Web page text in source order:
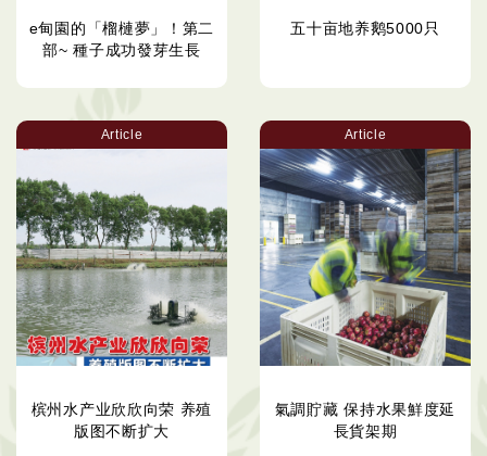
e甸園的「榴槤夢」！第二
部~ 種子成功發芽生長
五十亩地养鹅5000只
Article
槟州水产业欣欣向荣 养殖
版图不断扩大
Article
氣調貯藏 保持水果鮮度延
長貨架期